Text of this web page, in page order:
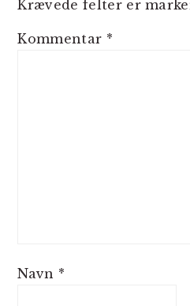
Krævede felter er
Kommentar *
Navn *